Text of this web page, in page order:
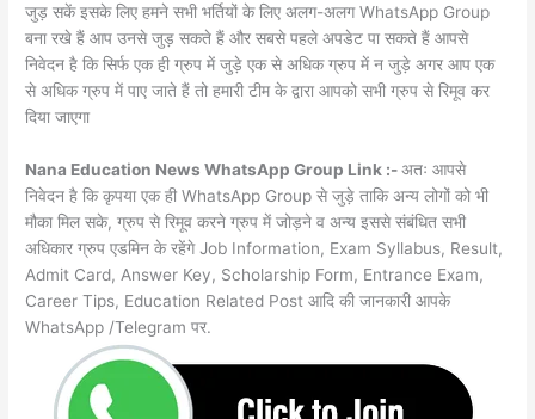
जुड़ सकें इसके लिए हमने सभी भर्तियों के लिए अलग-अलग WhatsApp Group
बना रखे हैं आप उनसे जुड़ सकते हैं और सबसे पहले अपडेट पा सकते हैं आपसे
निवेदन है कि सिर्फ एक ही ग्रुप में जुड़े एक से अधिक ग्रुप में न जुड़े अगर आप एक
से अधिक ग्रुप में पाए जाते हैं तो हमारी टीम के द्वारा आपको सभी ग्रुप से रिमूव कर
दिया जाएगा
Nana Education News WhatsApp Group Link :-अतः आपसे
निवेदन है कि कृपया एक ही WhatsApp Group से जुड़े ताकि अन्य लोगों को भी
मौका मिल सके, ग्रुप से रिमूव करने ग्रुप में जोड़ने व अन्य इससे संबंधित सभी
अधिकार ग्रुप एडमिन के रहेंगे Job Information, Exam Syllabus, Result,
Admit Card, Answer Key, Scholarship Form, Entrance Exam,
Career Tips, Education Related Post आदि की जानकारी आपके
WhatsApp /Telegram पर.